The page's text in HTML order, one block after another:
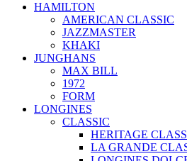
HAMILTON
AMERICAN CLASSIC
JAZZMASTER
KHAKI
JUNGHANS
MAX BILL
1972
FORM
LONGINES
CLASSIC
HERITAGE
LA GRANDE